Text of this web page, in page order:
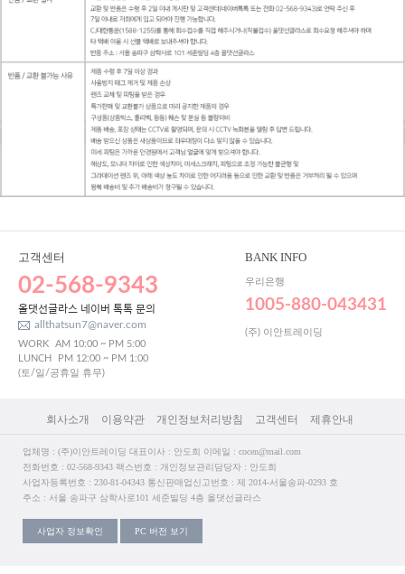
고객센터
02-568-9343
올댓선글라스 네이버 톡톡 문의
allthatsun7@naver.com
WORK
AM 10:00 ~ PM 5:00
LUNCH
PM 12:00 ~ PM 1:00
(토/일/공휴일 휴무)
BANK INFO
우리은행
1005-880-043431
(주) 이안트레이딩
회사소개 이용약관 개인정보처리방침 고객센터 제휴안내
업체명 : (주)이안트레이딩 대표이사 : 안도희 이메일 : cocen@mail.com
전화번호 : 02-568-9343 팩스번호 : 개인정보관리담당자 : 안도희
사업자등록번호 : 230-81-04343 통신판매업신고번호 : 제 2014-서울송파-0293 호
주소 : 서울 송파구 삼학사로101 세준빌딩 4층 올댓선글라스
사업자 정보확인 PC 버전 보기